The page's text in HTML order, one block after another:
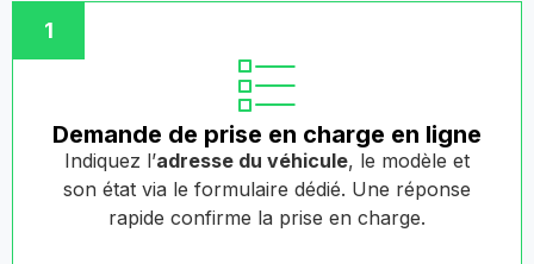
1
Demande de prise en charge en ligne
Indiquez l’adresse du véhicule, le modèle et
son état via le formulaire dédié. Une réponse
rapide confirme la prise en charge.